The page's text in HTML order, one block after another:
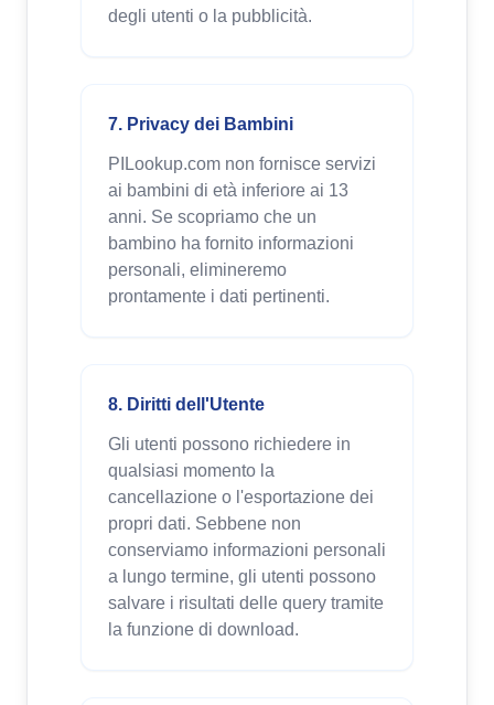
degli utenti o la pubblicità.
7. Privacy dei Bambini
PILookup.com non fornisce servizi
ai bambini di età inferiore ai 13
anni. Se scopriamo che un
bambino ha fornito informazioni
personali, elimineremo
prontamente i dati pertinenti.
8. Diritti dell'Utente
Gli utenti possono richiedere in
qualsiasi momento la
cancellazione o l'esportazione dei
propri dati. Sebbene non
conserviamo informazioni personali
a lungo termine, gli utenti possono
salvare i risultati delle query tramite
la funzione di download.